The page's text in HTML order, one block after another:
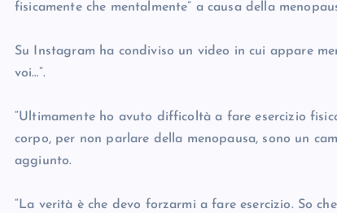
fisicamente che mentalmente” a causa della
Su Instagram ha condiviso un video in cui appare
voi…”.
“Ultimamente ho avuto difficoltà a fare esercizio
corpo, per non parlare della menopausa, sono un
aggiunto.
“La verità è che devo forzarmi a fare esercizio. So